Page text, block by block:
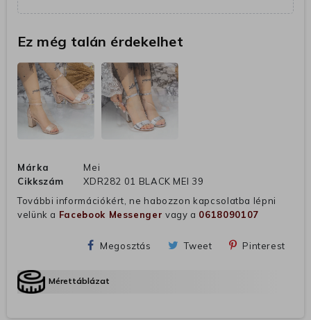
Ez még talán érdekelhet
Márka
Mei
Cikkszám
XDR282 01 BLACK MEI 39
További információkért, ne habozzon kapcsolatba lépni
velünk a Facebook Messenger vagy a 0618090107
Megosztás Tweet Pinterest
Mérettáblázat